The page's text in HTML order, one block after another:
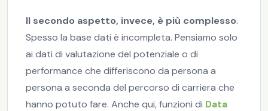
Il secondo aspetto, invece, è più complesso.
Spesso la base dati è incompleta. Pensiamo solo
ai dati di valutazione del potenziale o di
performance che differiscono da persona a
persona a seconda del percorso di carriera che
hanno potuto fare. Anche qui, funzioni di Data